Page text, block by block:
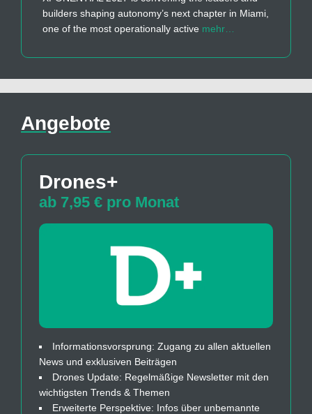
builders shaping autonomy’s next chapter in Miami,
one of the most operationally active mehr…
Angebote
Drones+
ab 7,95 € pro Monat
Informationsvorsprung: Zugang zu allen aktuellen
News und exklusiven Beiträgen
Drones Update: Regelmäßige Newsletter mit den
wichtigsten Trends & Themen
Erweiterte Perspektive: Infos über unbemannte